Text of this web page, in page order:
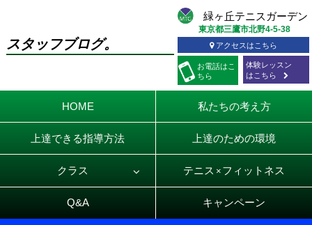
スタッフブログ。
お電話はこ
ちら
東京都三鷹市北野4-5-38
アクセスはこちら
体験レッスン
はこちら
HOME 私たちの考え方
上達できる指導方法 上達のための環境
クラス テニス × フィットネス
Q&A キャンペーン